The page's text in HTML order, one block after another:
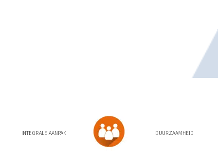
INTEGRALE AANPAK DUURZAAMHEID